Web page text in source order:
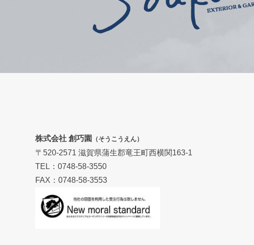
株式会社 創巧園 （そうこうえん）
〒520-2571 滋賀県蒲生郡竜王町西横関163-1
TEL：0748-58-3550
FAX：0748-58-3553